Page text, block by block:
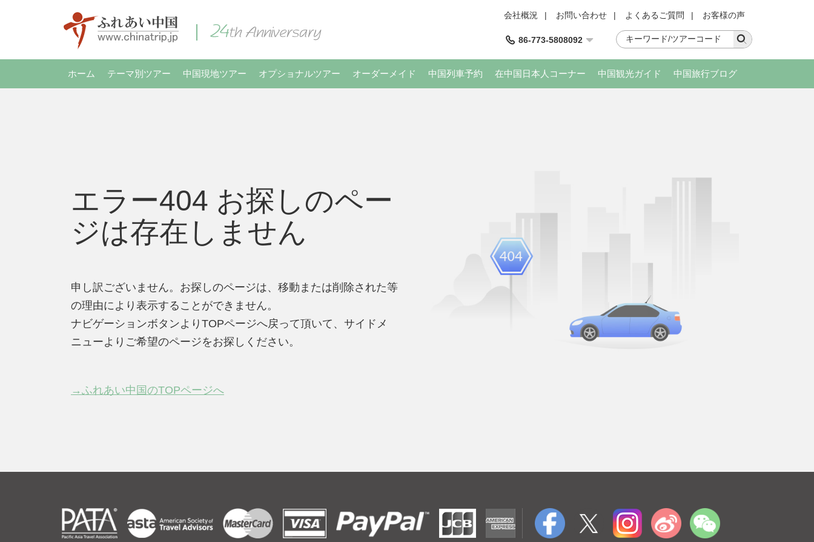
会社概況 | お問い合わせ | よくあるご質問 | お客様の声
86-773-5808092
ホーム テーマ別ツアー 中国現地ツアー オプショナルツアー オーダーメイド 中国列車予約 在中国日本人コーナー 中国観光ガイド 中国旅行ブログ
エラー404 お探しのペー
ジは存在しません
申し訳ございません。お探しのページは、移動または削除された等
の理由により表示することができません。
ナビゲーションボタンよりTOPページへ戻って頂いて、サイドメ
ニューよりご希望のページをお探しください。
→ふれあい中国のTOPページへ